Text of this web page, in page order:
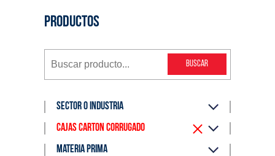
PRODUCTOS
buscar
Sector o industria
Cajas cartón corrugado
Materia prima